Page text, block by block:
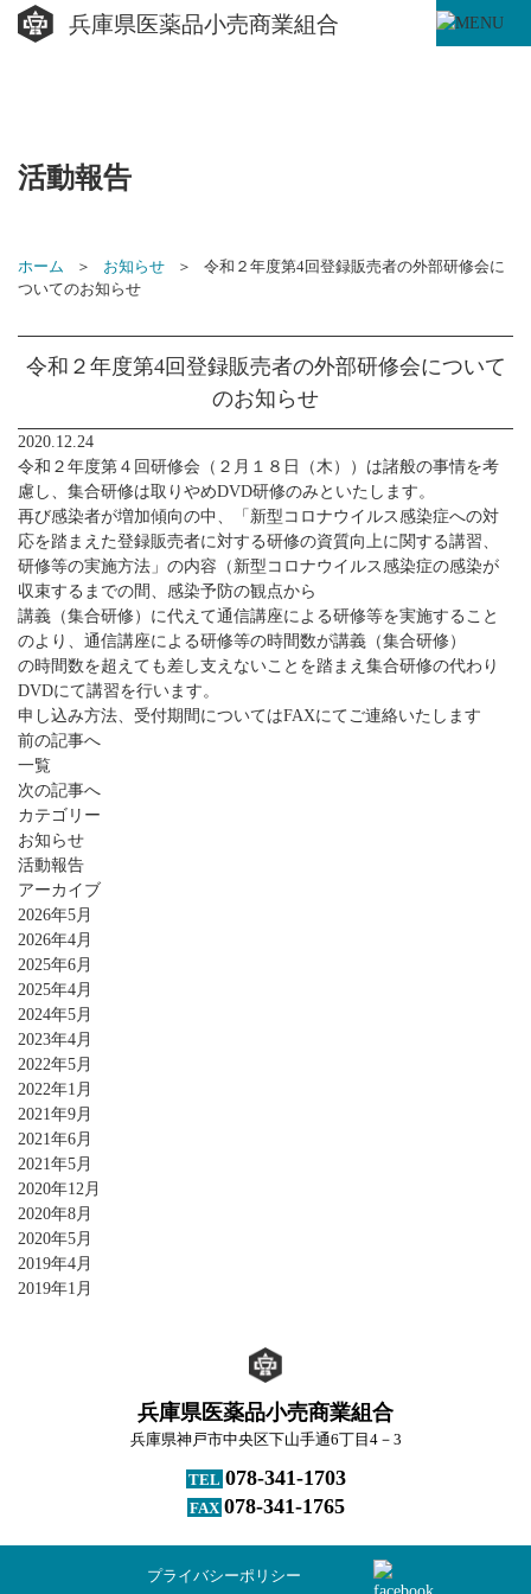
兵庫県医薬品小売商業組合
活動報告
ホーム お知らせ
令和２年度第4回登録販売者の外部研修会に
ついてのお知らせ
令和２年度第4回登録販売者の外部研修会について
のお知らせ
2020.12.24
令和２年度第４回研修会（２月１８日（木））は諸般の事情を考
慮し、集合研修は取りやめDVD研修のみといたします。
再び感染者が増加傾向の中、「新型コロナウイルス感染症への対
応を踏まえた登録販売者に対する研修の資質向上に関する講習、
研修等の実施方法」の内容（新型コロナウイルス感染症の感染が
収束するまでの間、感染予防の観点から
講義（集合研修）に代えて通信講座による研修等を実施すること
のより、通信講座による研修等の時間数が講義（集合研修）
の時間数を超えても差し支えないことを踏まえ集合研修の代わり
DVDにて講習を行います。
申し込み方法、受付期間についてはFAXにてご連絡いたします
前の記事へ
一覧
次の記事へ
カテゴリー
お知らせ
活動報告
アーカイブ
2026年5月
2026年4月
2025年6月
2025年4月
2024年5月
2023年4月
2022年5月
2022年1月
2021年9月
2021年6月
2021年5月
2020年12月
2020年8月
2020年5月
2019年4月
2019年1月
兵庫県医薬品小売商業組合
兵庫県神戸市中央区下山手通6丁目4－3
TEL 078-341-1703
FAX 078-341-1765
プライバシーポリシー